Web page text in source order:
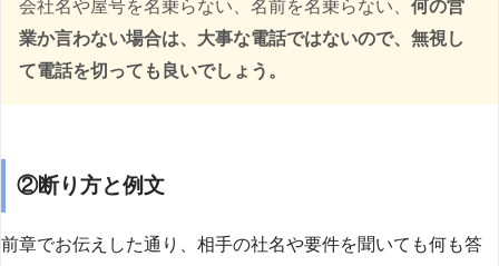
会社名や屋号を名乗らない、名前を名乗らない、 何の営
業か言わない場合は、大事な電話ではないので、無視し
て電話を切っても良いでしょう。
②断り方と例文
前章でお伝えした通り、相手の社名や要件を聞いても何も答